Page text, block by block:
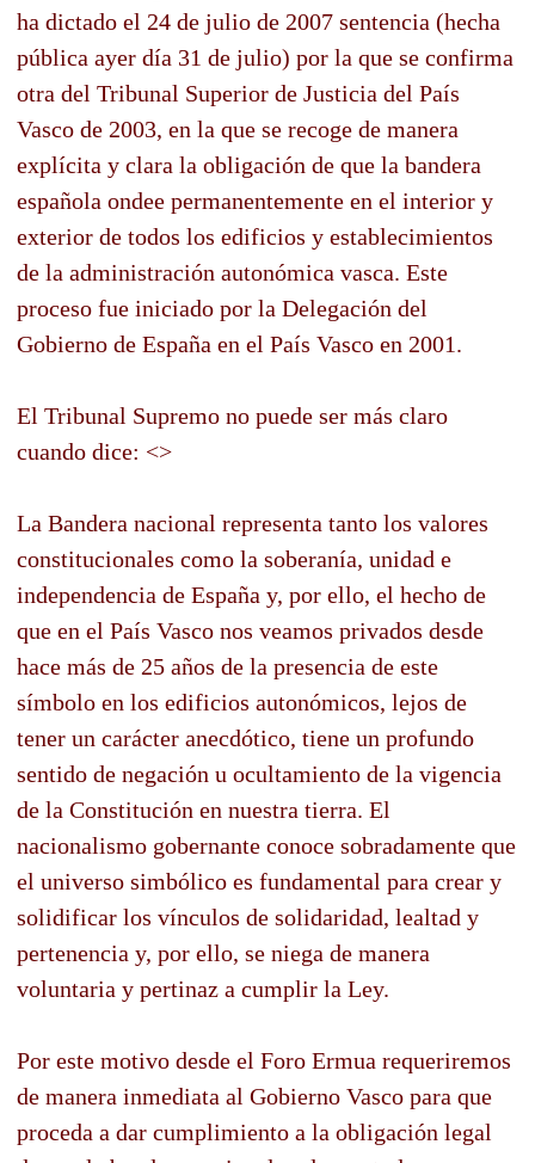
ha dictado el 24 de julio de 2007 sentencia (hecha
pública ayer día 31 de julio) por la que se confirma
otra del Tribunal Superior de Justicia del País
Vasco de 2003, en la que se recoge de manera
explícita y clara la obligación de que la bandera
española ondee permanentemente en el interior y
exterior de todos los edificios y establecimientos
de la administración autonómica vasca. Este
proceso fue iniciado por la Delegación del
Gobierno de España en el País Vasco en 2001.
El Tribunal Supremo no puede ser más claro
cuando dice: <>
La Bandera nacional representa tanto los valores
constitucionales como la soberanía, unidad e
independencia de España y, por ello, el hecho de
que en el País Vasco nos veamos privados desde
hace más de 25 años de la presencia de este
símbolo en los edificios autonómicos, lejos de
tener un carácter anecdótico, tiene un profundo
sentido de negación u ocultamiento de la vigencia
de la Constitución en nuestra tierra. El
nacionalismo gobernante conoce sobradamente que
el universo simbólico es fundamental para crear y
solidificar los vínculos de solidaridad, lealtad y
pertenencia y, por ello, se niega de manera
voluntaria y pertinaz a cumplir la Ley.
Por este motivo desde el Foro Ermua requeriremos
de manera inmediata al Gobierno Vasco para que
proceda a dar cumplimiento a la obligación legal